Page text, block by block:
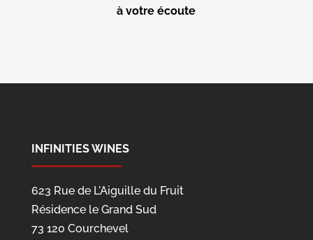
à votre écoute
INFINITIES WINES
623 Rue de L'Aiguille du Fruit
Résidence le Grand Sud
73 120 Courchevel